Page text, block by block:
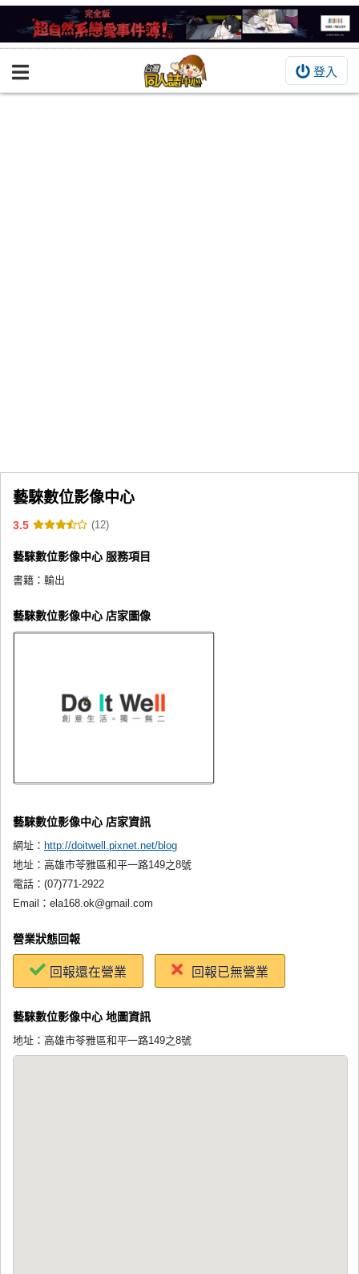
登入
BOOKY書集倉庫
交流中心
攤位轉讓區
會員功能選單
會員中心
註冊會員
藝騋數位影像中心
3.5 (12)
藝騋數位影像中心 服務項目
書籍： 輸出
藝騋數位影像中心 店家圖像
藝騋數位影像中心 店家資訊
網址： http://doitwell.pixnet.net/blog
地址： 高雄市苓雅區和平一路149之8號
電話： (07)771-2922
Email： ela168.ok@gmail.com
營業狀態回報
回報還在營業 回報已無營業
藝騋數位影像中心 地圖資訊
地址：高雄市苓雅區和平一路149之8號